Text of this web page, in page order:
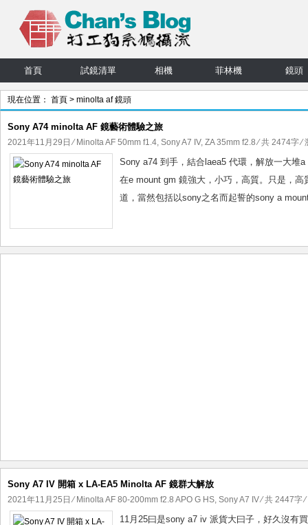
首頁 試鏡清單 相機 菲林機 鏡頭
現在位置： 首頁 > minolta af 鏡頭
Sony A74 minolta AF 鏡藝術體驗之旅
2021年11月29日 ⁄ Minolta AF 50mm f1.4, Sony A7 IV, ZA 35mm f2.8⁄ 共 2474字
Sony a74 到手，結合laea5 代環，解放一大堆
在e mount gm 鏡強大，小巧，高質。只是，
道，當然包括以sony之名而起誓的sony a
Sony A7 IV 開箱 x LA-EA5 Minolta AF 鏡群大解放
2021年11月25日 ⁄ Minolta AF 80-200mm f2.8 APO G HS, Sony A7 IV⁄ 共 2447字
11月25曰是sony a7 iv 派貨大曰子，好久沒有